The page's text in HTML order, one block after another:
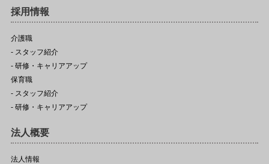
採用情報
介護職
- スタッフ紹介
- 研修・キャリアアップ
保育職
- スタッフ紹介
- 研修・キャリアアップ
法人概要
法人情報